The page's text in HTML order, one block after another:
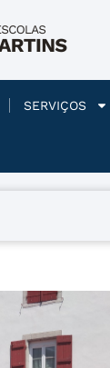
SERVIÇOS